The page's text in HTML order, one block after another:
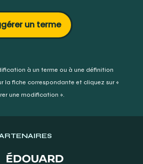
un terme
à un terme ou à une définition
la fiche correspondante et cliquez sur «
une modification ».